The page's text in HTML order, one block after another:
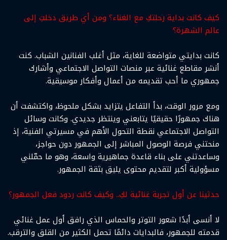
كيف كانت بداية رحلتكِ مع الغناء؟ ومن أي طريق دخلتِ إلى
عالم الشهرة؟
كانت بدايتي متواضعة للغاية، مثل أغلب الفنانين الشباب. كنت
أنشر مقاطع غنائية عبر منصات التواصل الاجتماعي وأشارك
جمهوري ما أحب تقديمه من أعمال وأفكار موسيقية.
ومع مرور الوقت، بدأ التفاعل يتزايد بشكل ملحوظ، واكتشفت أن
هناك جمهورًا حقيقيًا يتابعني وينتظر جديدي. وكانت وسائل
التواصل الاجتماعي نقطة التحول الأهم في مسيرتي الفنية، إذ
منحتني فرصة الوصول المباشر إلى الجمهور دون حواجز،
وساعدتني على بناء قاعدة جماهيرية واسعة، وهو ما حمّلني
مسؤولية أكبر لتقديم محتوى يليق بثقة الجمهور.
حدثينا عن أول تجربة غنائية لكِ.. وكيف كانت ردود فعل الجمهور؟
لا أنسى أبدًا شعور التوتر والحماس الذي رافق أول عمل غنائي
قدمته للجمهور، فالبدايات دائمًا تحمل الكثير من القلق والترقب.